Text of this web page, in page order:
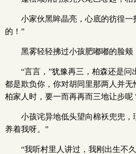
小家伙黑眸晶亮，心底的彷徨一
的！”
黑雾轻轻拂过小孩肥嘟嘟的脸颊
“言言，”犹豫再三，柏森还是问
都是欺负你，你对胡同里那两人并
柏家人时，要一而再再而三地让步呢
小孩诧异地低头望向棉袄兜兜，
养着我呀。”
“我听村里人讲过，我刚出生不